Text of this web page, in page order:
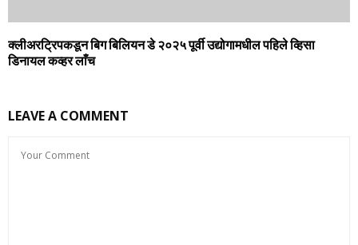
क्लीअरट्रिपकडून बिग बिलियन डे २०२५ पूर्वी उद्योगामधील पहिले व्हिसा
डिनायल कव्‍हर लाँच
LEAVE A COMMENT